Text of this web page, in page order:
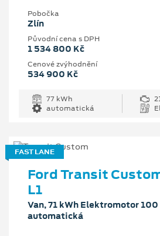
Pobočka
Zlín
Původní cena s DPH
1 534 800 Kč
Cenové zvýhodnění
534 900 Kč
77 kWh
automatická
FAST LANE
Ford Transit
L1
Van, 71 kWh Elektromotor
automatická